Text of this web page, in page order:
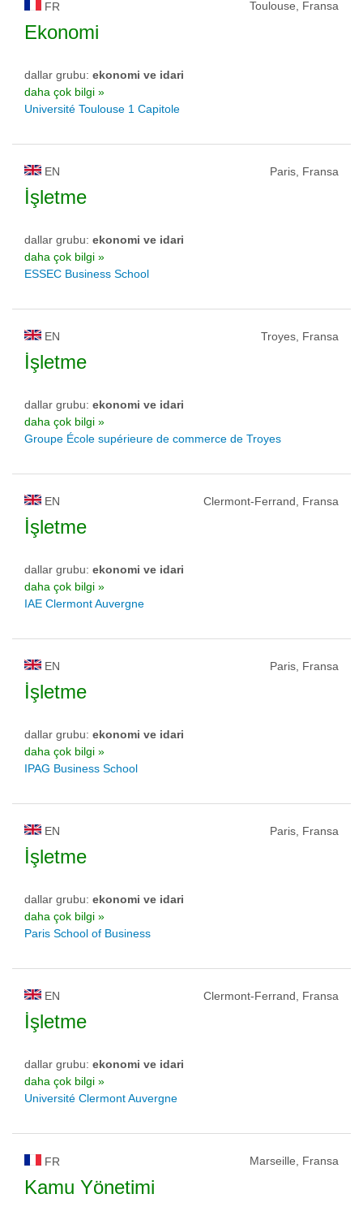
FR Toulouse, Fransa
Ekonomi
dallar grubu: ekonomi ve idari
daha çok bilgi »
Université Toulouse 1 Capitole
EN Paris, Fransa
İşletme
dallar grubu: ekonomi ve idari
daha çok bilgi »
ESSEC Business School
EN Troyes, Fransa
İşletme
dallar grubu: ekonomi ve idari
daha çok bilgi »
Groupe École supérieure de commerce de Troyes
EN Clermont-Ferrand, Fransa
İşletme
dallar grubu: ekonomi ve idari
daha çok bilgi »
IAE Clermont Auvergne
EN Paris, Fransa
İşletme
dallar grubu: ekonomi ve idari
daha çok bilgi »
IPAG Business School
EN Paris, Fransa
İşletme
dallar grubu: ekonomi ve idari
daha çok bilgi »
Paris School of Business
EN Clermont-Ferrand, Fransa
İşletme
dallar grubu: ekonomi ve idari
daha çok bilgi »
Université Clermont Auvergne
FR Marseille, Fransa
Kamu Yönetimi